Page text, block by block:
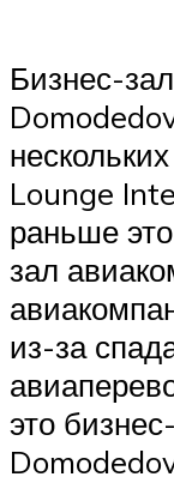
Бизнес-
Lounge
раньше
зал
из-за
это